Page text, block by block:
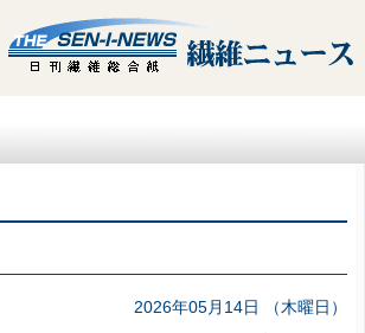
2026年05月14日 （木曜日）